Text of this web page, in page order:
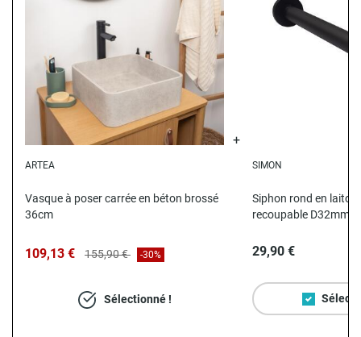
ARTEA
Vasque à poser carrée en béton brossé
36cm
109,13 € 155,90 € -30%
Sélectionné !
SIMON
Siphon rond en
recoupable D32mm
29,90 €